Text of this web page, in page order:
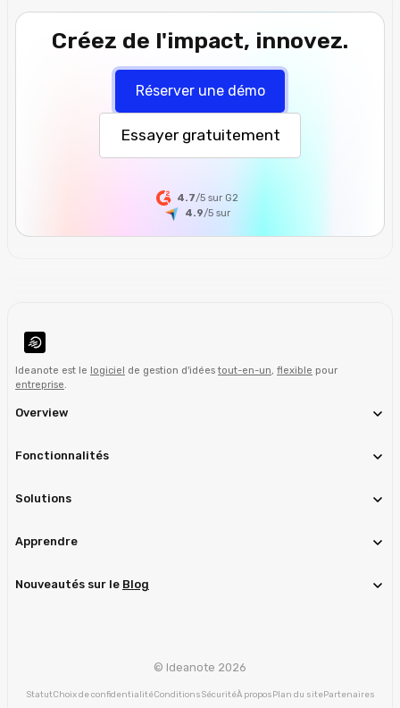
Créez de l'impact, innovez.
Réserver une démo
Essayer gratuitement
4.7/5 sur G2
4.9/5sur
Ideanote est le logiciel de gestion d'idéestout-en-un, flexible pour
entreprise.
Overview
Fonctionnalités
Solutions
Apprendre
Nouveautés sur le Blog
© Ideanote 2026
StatutChoix de confidentialitéConditionsSécuritéÀ proposPlan du sitePartenaires